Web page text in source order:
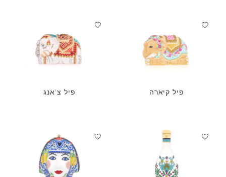
פיל קיארה פיל צ'אנג